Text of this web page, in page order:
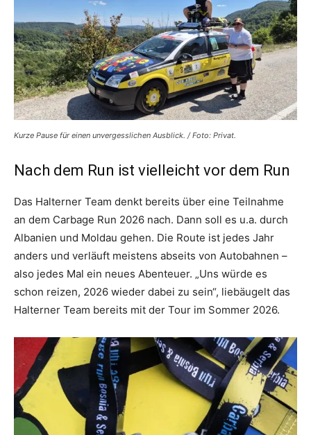
Kurze Pause für einen unvergesslichen Ausblick. / Foto: Privat.
Nach dem Run ist vielleicht vor dem Run
Das Halterner Team denkt bereits über eine Teilnahme
an dem Carbage Run 2026 nach. Dann soll es u.a. durch
Albanien und Moldau gehen. Die Route ist jedes Jahr
anders und verläuft meistens abseits von Autobahnen –
also jedes Mal ein neues Abenteuer. „Uns würde es
schon reizen, 2026 wieder dabei zu sein“, liebäugelt das
Halterner Team bereits mit der Tour im Sommer 2026.